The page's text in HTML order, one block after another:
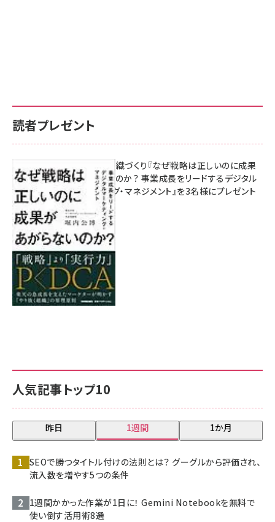
人気記事トップ10
昨日 1週間 1か月
SEOで勝つタイトル付けの法則とは？ グーグルから評価され、
流入数を増やす5つの条件
1週間かかった作業が1日に！ Gemini Notebookを無料で
使い倒す活用術8選
読者プレゼント
成果を生む組織づくり『なぜ戦略は正しいのに成果
があがらないのか？ 事業成長をリードするデジタル
マーケティング・マネジメント』を3名様にプレゼント
8月7日 10:00